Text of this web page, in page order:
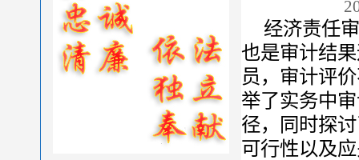
经济责任
也是审计结
员，审计评
举了实务中
径，同时探
可行性以及